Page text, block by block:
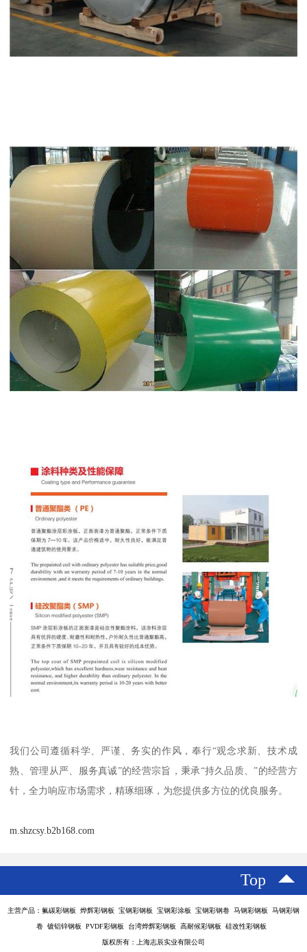
我们公司遵循科学、严谨、务实的作风，奉行“观念求新、技术成
熟、管理从严、服务真诚”的经营宗旨，秉承“持久品质、”的经营方
针，全力响应市场需求，精琢细琢，为您提供多方位的优良服务。
m.shzcsy.b2b168.com
Top
主营产品：氟碳彩钢板 烨辉彩钢板 宝钢彩钢板 宝钢彩涂板 宝钢彩钢卷 马钢彩钢板 马钢彩钢
卷 镀铝锌钢板 PVDF彩钢板 台湾烨辉彩钢板 高耐候彩钢板 硅改性彩钢板
版权所有：上海志辰实业有限公司